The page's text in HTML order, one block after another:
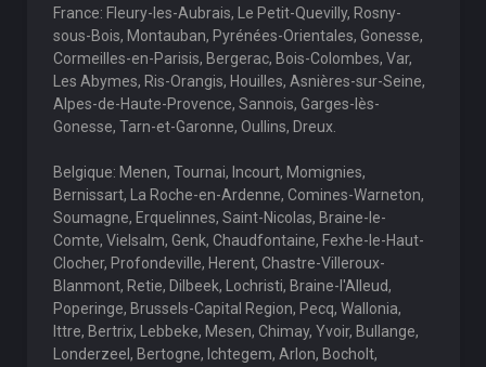
France: Fleury-les-Aubrais, Le Petit-Quevilly, Rosny-
sous-Bois, Montauban, Pyrénées-Orientales, Gonesse,
Cormeilles-en-Parisis, Bergerac, Bois-Colombes, Var,
Les Abymes, Ris-Orangis, Houilles, Asnières-sur-Seine,
Alpes-de-Haute-Provence, Sannois, Garges-lès-
Gonesse, Tarn-et-Garonne, Oullins, Dreux.
Belgique: Menen, Tournai, Incourt, Momignies,
Bernissart, La Roche-en-Ardenne, Comines-Warneton,
Soumagne, Erquelinnes, Saint-Nicolas, Braine-le-
Comte, Vielsalm, Genk, Chaudfontaine, Fexhe-le-Haut-
Clocher, Profondeville, Herent, Chastre-Villeroux-
Blanmont, Retie, Dilbeek, Lochristi, Braine-l'Alleud,
Poperinge, Brussels-Capital Region, Pecq, Wallonia,
Ittre, Bertrix, Lebbeke, Mesen, Chimay, Yvoir, Bullange,
Londerzeel, Bertogne, Ichtegem, Arlon, Bocholt,